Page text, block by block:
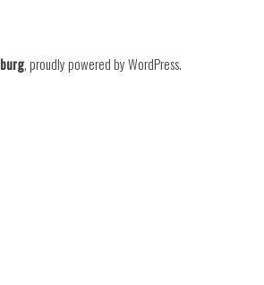
,proudly powered by WordPress.